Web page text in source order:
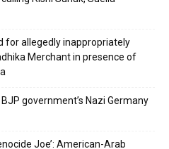
for allegedly inappropriately
Merchant in presence of
government’s Nazi Germany
Joe’: American-Arab